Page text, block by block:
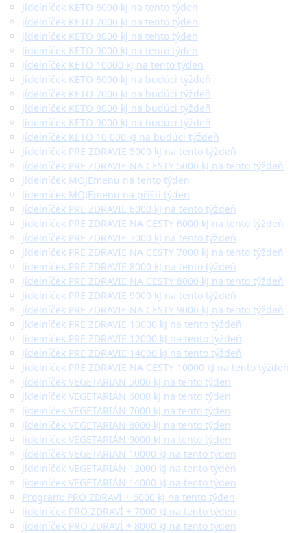
Jídelníček KETO 6000 kJ na tento týden
Jídelníček KETO 7000 kJ na tento týden
Jídelníček KETO 8000 kJ na tento týden
Jídelníček KETO 9000 kJ na tento týden
Jídelníček KETO 10000 kJ na tento týden
Jídelníček KETO 6000 kJ na budúci týždeň
Jídelníček KETO 7000 kJ na budúci týždeň
Jídelníček KETO 8000 kJ na budúci týždeň
Jídelníček KETO 9000 kJ na budúci týždeň
Jídelníček KETO 10 000 kJ na budúci týždeň
Jídelníček PRE ZDRAVIE 5000 kJ na tento týždeň
Jídelníček PRE ZDRAVIE NA CESTY 5000 kJ na tento týždeň
Jídelníček MOJEmenu na tento týden
Jídelníček MOJEmenu na příští týden
Jídelníček PRE ZDRAVIE 6000 kJ na tento týždeň
Jídelníček PRE ZDRAVIE NA CESTY 6000 kJ na tento týždeň
Jídelníček PRE ZDRAVIE 7000 kJ na tento týždeň
Jídelníček PRE ZDRAVIE NA CESTY 7000 kJ na tento týždeň
Jídelníček PRE ZDRAVIE 8000 kJ na tento týždeň
Jídelníček PRE ZDRAVIE NA CESTY 8000 kJ na tento týždeň
Jídelníček PRE ZDRAVIE 9000 kJ na tento týždeň
Jídelníček PRE ZDRAVIE NA CESTY 9000 kJ na tento týždeň
Jídelníček PRE ZDRAVIE 10000 kJ na tento týždeň
Jídelníček PRE ZDRAVIE 12000 kJ na tento týždeň
Jídelníček PRE ZDRAVIE 14000 kJ na tento týždeň
Jídelníček PRE ZDRAVIE NA CESTY 10000 kJ na tento týždeň
Jídelníček VEGETARIÁN 5000 kJ na tento týden
Jídelníček VEGETARIÁN 6000 kJ na tento týden
Jídelníček VEGETARIÁN 7000 kJ na tento týden
Jídelníček VEGETARIÁN 8000 kJ na tento týden
Jídelníček VEGETARIÁN 9000 kJ na tento týden
Jídelníček VEGETARIÁN 10000 kJ na tento týden
Jídelníček VEGETARIÁN 12000 kJ na tento týden
Jídelníček VEGETARIÁN 14000 kJ na tento týden
Program: PRO ZDRAVÍ + 6000 kJ na tento týden
Jídelníček PRO ZDRAVÍ + 7000 kJ na tento týden
Jídelníček PRO ZDRAVÍ + 8000 kJ na tento týden